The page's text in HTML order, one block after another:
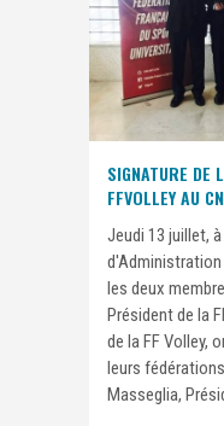
SIGNATURE DE
FFVOLLEY AU
Jeudi 13 juillet,
les deux
Président de la
de la FF Volley,
leurs
Masseglia,